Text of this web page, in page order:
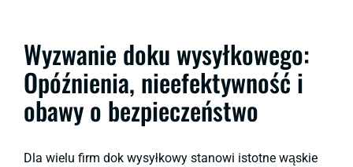
Wyzwanie doku wysyłkowego:
Opóźnienia, nieefektywność i
obawy o bezpieczeństwo
Dla wielu firm dok wysyłkowy stanowi istotne wąskie